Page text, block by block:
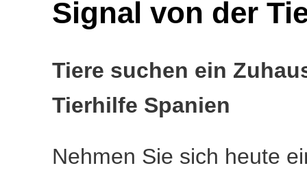
Signal von der
Tiere suchen ein
Tierhilfe Spanien
Nehmen Sie sich heute